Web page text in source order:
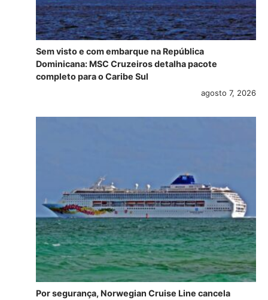
Sem visto e com embarque na República
Dominicana: MSC Cruzeiros detalha pacote
completo para o Caribe Sul
agosto 7, 2026
Por segurança, Norwegian Cruise Line cancela